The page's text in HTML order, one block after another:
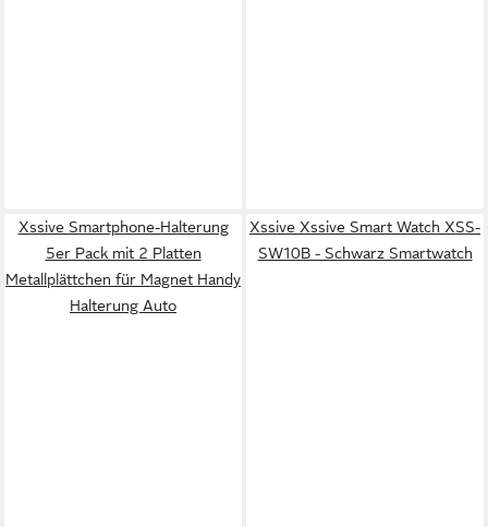
Xssive Smartphone-Halterung
5er Pack mit 2 Platten
Metallplättchen für Magnet Handy
Halterung Auto
Xssive Xssive Smart Watch XSS-
SW10B - Schwarz Smartwatch